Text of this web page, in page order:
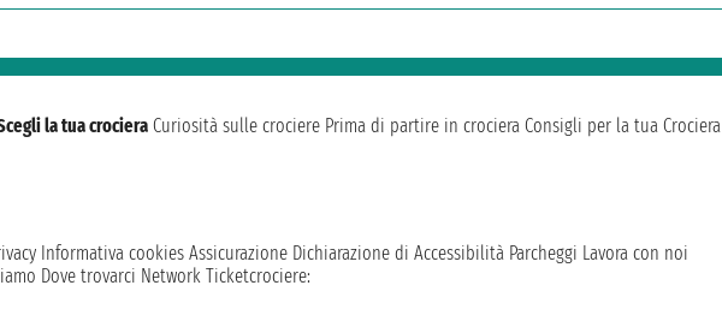
la tua crociera Curiosità sulle crociere Prima di partire in crociera Consigli per la tua Crociera
Informativa cookies Assicurazione Dichiarazione di Accessibilità Parcheggi Lavora con noi
Dove trovarci Network Ticketcrociere: